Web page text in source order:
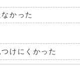
かった
つけにくかった